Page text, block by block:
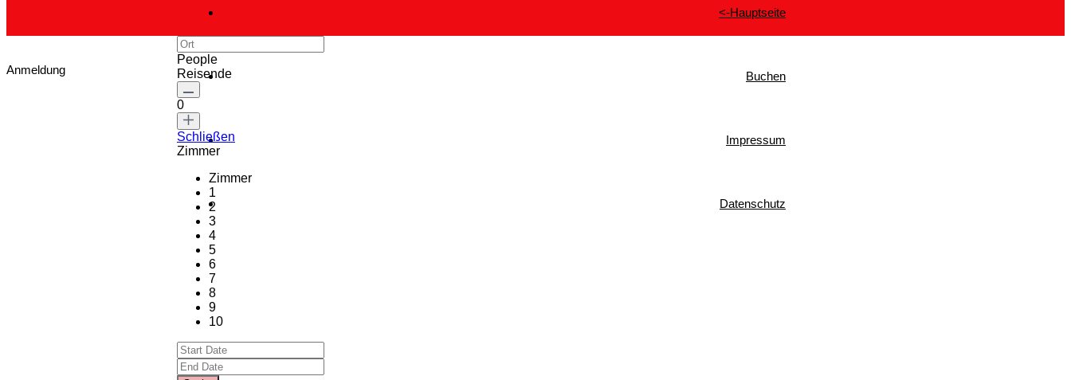
<-Hauptseite
Buchen
Impressum
Datenschutz
Anmeldung
People
Reisende
0
Schließen
Zimmer
Zimmer
1
2
3
4
5
6
7
8
9
10